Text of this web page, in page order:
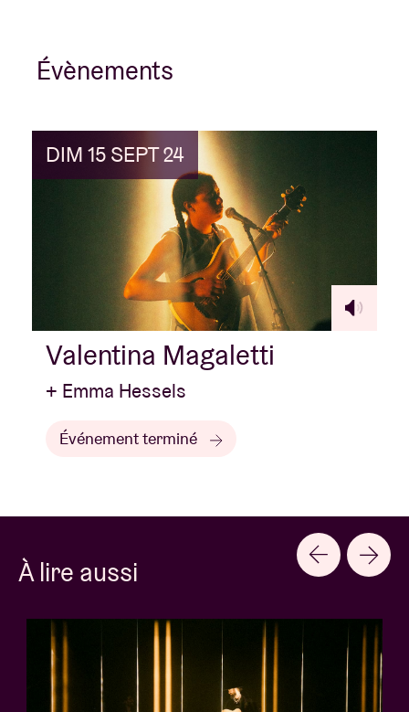
Évènements
DIM 15 SEPT 24
Valentina Magaletti
+ Emma Hessels
Événement terminé
À lire aussi